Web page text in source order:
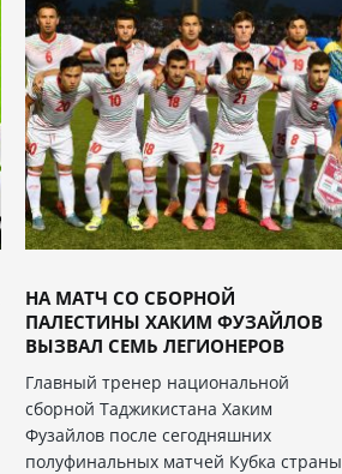
НА МАТЧ СО СБОРНОЙ
ПАЛЕСТИНЫ ХАКИМ ФУЗАЙЛОВ
ВЫЗВАЛ СЕМЬ ЛЕГИОНЕРОВ
Главный тренер национальной
сборной Таджикистана Хаким
Фузайлов после сегодняшних
полуфинальных матчей Кубка страны